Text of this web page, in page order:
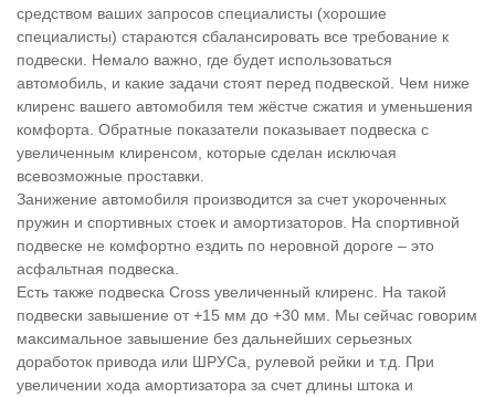
средством ваших запросов специалисты (хорошие
специалисты) стараются сбалансировать все требование к
подвески. Немало важно, где будет использоваться
автомобиль, и какие задачи стоят перед подвеской. Чем ниже
клиренс вашего автомобиля тем жёстче сжатия и уменьшения
комфорта. Обратные показатели показывает подвеска с
увеличенным клиренсом, которые сделан исключая
всевозможные проставки.
Занижение автомобиля производится за счет укороченных
пружин и спортивных стоек и амортизаторов. На спортивной
подвеске не комфортно ездить по неровной дороге – это
асфальтная подвеска.
Есть также подвеска Cross увеличенный клиренс. На такой
подвески завышение от +15 мм до +30 мм. Мы сейчас говорим
максимальное завышение без дальнейших серьезных
доработок привода или ШРУСа, рулевой рейки и т.д. При
увеличении хода амортизатора за счет длины штока и